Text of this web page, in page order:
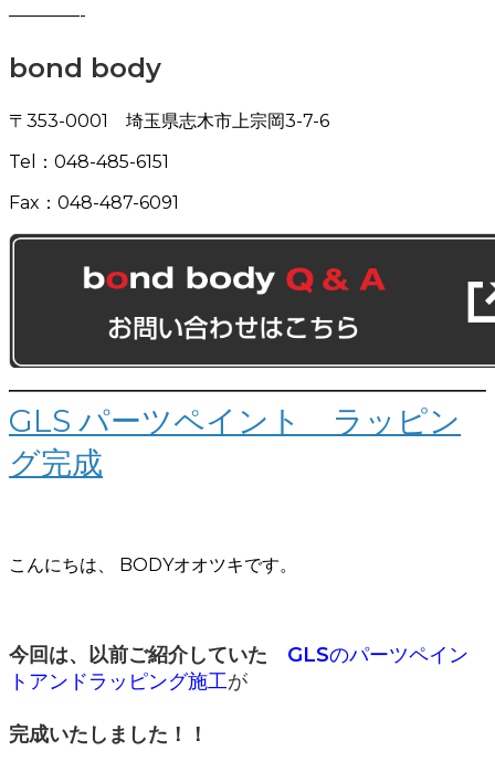
————-
bond body
〒353-0001 埼玉県志木市上宗岡3-7-6
Tel：048-485-6151
Fax：048-487-6091
GLS パーツペイント ラッピン
グ完成
こんにちは、 BODYオオツキです。
今回は、以前ご紹介していた GLSのパーツペイン
トアンドラッピング施工が
完成いたしました！！